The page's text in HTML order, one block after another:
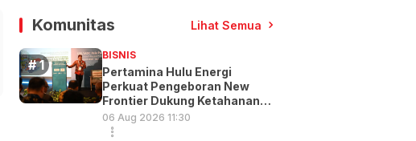
Komunitas Lihat Semua
BISNIS
Pertamina Hulu Energi
Perkuat Pengeboran New
Frontier Dukung Ketahanan
Energi
06 Aug 2026 11:30